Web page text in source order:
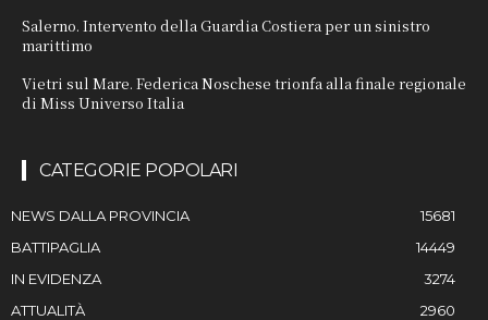
Salerno. Intervento della Guardia Costiera per un sinistro
marittimo
Vietri sul Mare. Federica Noschese trionfa alla finale regionale
di Miss Universo Italia
CATEGORIE POPOLARI
NEWS DALLA PROVINCIA
15681
BATTIPAGLIA
14449
IN EVIDENZA
3274
ATTUALITÀ
2960